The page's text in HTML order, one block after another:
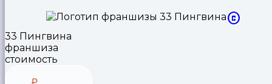
33 Пингвина
франшиза
стоимость